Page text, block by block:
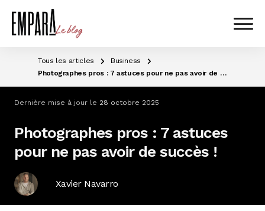
Tous les articles
Business
Photographes pros : 7 astuces pour ne pas avoir de succès !
Dernière mise à jour le 28 octobre 2025
Photographes pros : 7 astuces
pour ne pas avoir de succès !
Xavier Navarro